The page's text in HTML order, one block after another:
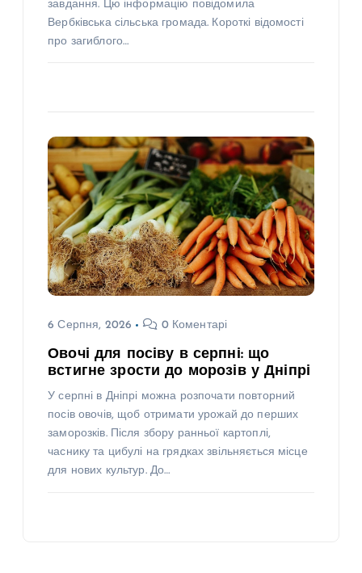
завдання. Цю інформацію повідомила
Вербківська сільська громада. Короткі відомості
про загиблого…
6 Серпня, 2026 0 Коментарі
Овочі для посіву в серпні: що
встигне зрости до морозів у Дніпрі
У серпні в Дніпрі можна розпочати повторний
посів овочів, щоб отримати урожай до перших
заморозків. Після збору ранньої картоплі,
часнику та цибулі на грядках звільняється місце
для нових культур. До…